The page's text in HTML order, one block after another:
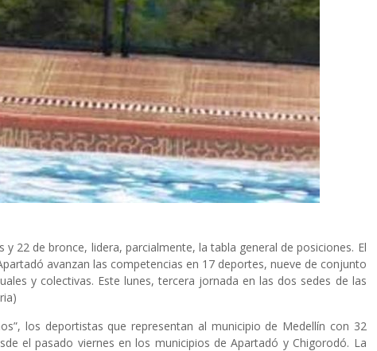
22 de bronce, lidera, parcialmente, la tabla general de posiciones. El
avanzan las competencias en 17 deportes, nueve de conjunto
y colectivas. Este lunes, tercera jornada en las dos sedes de las
los deportistas que representan al municipio de Medellín con 32
el pasado viernes en los municipios de Apartadó y Chigorodó. La